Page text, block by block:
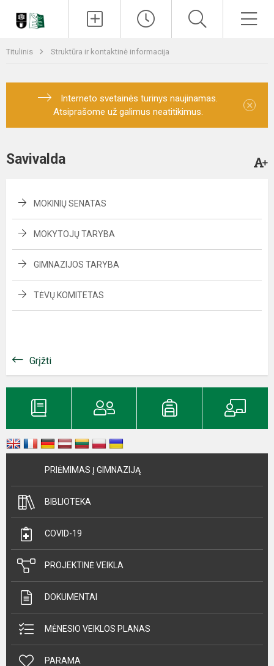
Titulinis Struktūra ir kontaktinė informacija
Interneto svetainės turinys naujinamas.
Atsiprašome už galimus neatitikimus.
×
Savivalda
MOKINIŲ SENATAS
MOKYTOJŲ TARYBA
GIMNAZIJOS TARYBA
TĖVŲ KOMITETAS
Grįžti
PRIĖMIMAS Į GIMNAZIJĄ
BIBLIOTEKA
COVID-19
PROJEKTINĖ VEIKLA
DOKUMENTAI
MĖNESIO VEIKLOS PLANAS
PARAMA